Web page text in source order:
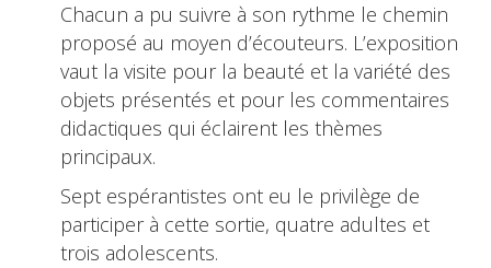
Chacun a pu suivre à son rythme le chemin
proposé au moyen d’écouteurs. L’exposition
vaut la visite pour la beauté et la variété des
objets présentés et pour les commentaires
didactiques qui éclairent les thèmes
principaux.
Sept espérantistes ont eu le privilège de
participer à cette sortie, quatre adultes et
trois adolescents.